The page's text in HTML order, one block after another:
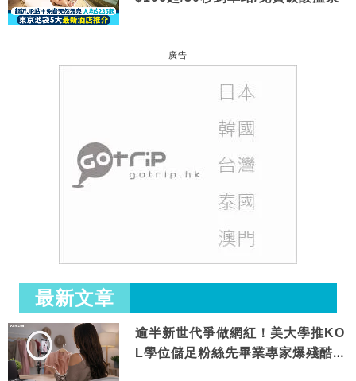
廣告
最新文章
逾半新世代爭做網紅！美大學推KO
L學位儲足粉絲先畢業專家爆殘酷現